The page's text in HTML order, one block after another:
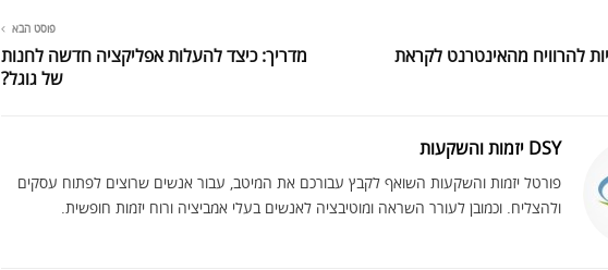
להרוויח מהאינטרנט לקראת
פוסט הבא
מדריך: כיצד להעלות אפליקציה חדשה לחנות
של גוגל?
DSY יזמות והשקעות
פורטל יזמות והשקעות השואף לקבץ עבורכם את המיטב, עבור אנשים שרוצים לפתוח עסקים
ולהצליח. וכמובן לעורר השראה ומוטיבציה לאנשים בעלי אמביציה ורוח יזמות חופשית.